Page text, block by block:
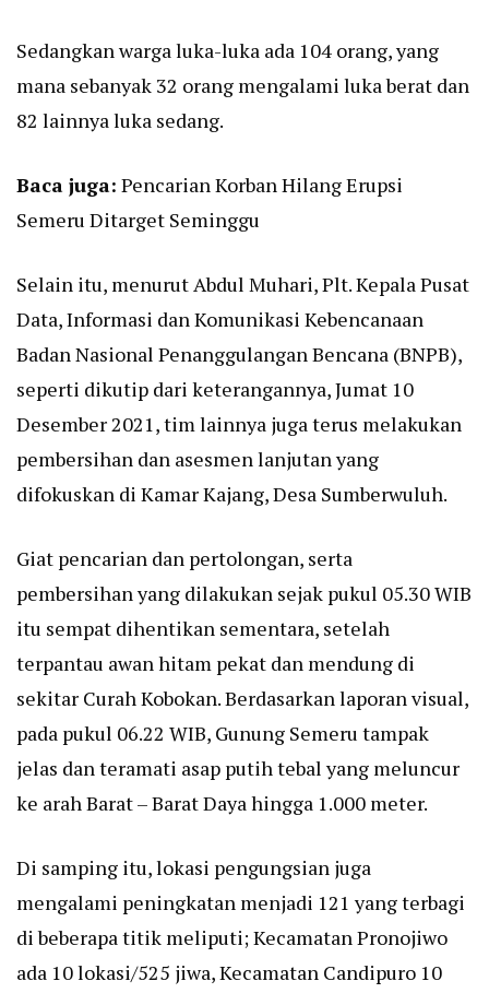
Sedangkan warga luka-luka ada 104 orang, yang
mana sebanyak 32 orang mengalami luka berat dan
82 lainnya luka sedang.
Baca juga: Pencarian Korban Hilang Erupsi
Semeru Ditarget Seminggu
Selain itu, menurut Abdul Muhari, Plt. Kepala Pusat
Data, Informasi dan Komunikasi Kebencanaan
Badan Nasional Penanggulangan Bencana (BNPB),
seperti dikutip dari keterangannya, Jumat 10
Desember 2021, tim lainnya juga terus melakukan
pembersihan dan asesmen lanjutan yang
difokuskan di Kamar Kajang, Desa Sumberwuluh.
Giat pencarian dan pertolongan, serta
pembersihan yang dilakukan sejak pukul 05.30 WIB
itu sempat dihentikan sementara, setelah
terpantau awan hitam pekat dan mendung di
sekitar Curah Kobokan. Berdasarkan laporan visual,
pada pukul 06.22 WIB, Gunung Semeru tampak
jelas dan teramati asap putih tebal yang meluncur
ke arah Barat – Barat Daya hingga 1.000 meter.
Di samping itu, lokasi pengungsian juga
mengalami peningkatan menjadi 121 yang terbagi
di beberapa titik meliputi; Kecamatan Pronojiwo
ada 10 lokasi/525 jiwa, Kecamatan Candipuro 10